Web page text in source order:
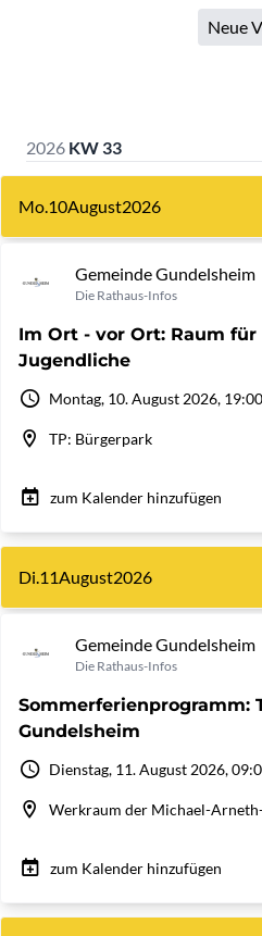
Neue
2026 KW 33
Mo.10August2026
Gemeinde Gundelsheim
Die Rathaus-Infos
Im Ort - vor Ort: Raum
Jugendliche
Montag, 10. August 2026,
TP: Bürgerpark
zum Kalender hinzufügen
Di.11August2026
Gemeinde Gundelsheim
Die Rathaus-Infos
Sommerferienprogramm:
Gundelsheim
Dienstag, 11. August 2026,
Werkraum der Michael-
zum Kalender hinzufügen